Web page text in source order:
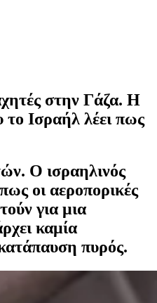
στην Γάζα. Η
το Ισραήλ λέει πως
Ο ισραηλινός
οι αεροπορικές
για μια
καμία
πυρός.